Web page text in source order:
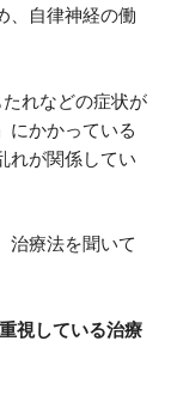
、自律神経の働
れなどの症状が
にかかっている
れが関係してい
治療法を聞いて
視している治療